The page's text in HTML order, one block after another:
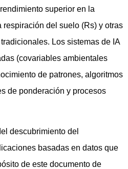
superior en la
del suelo (Rs) y otras
Los sistemas de IA
(covariables ambientales
de patrones, algoritmos
de ponderación y procesos
descubrimiento del
basadas en datos que
de este documento de